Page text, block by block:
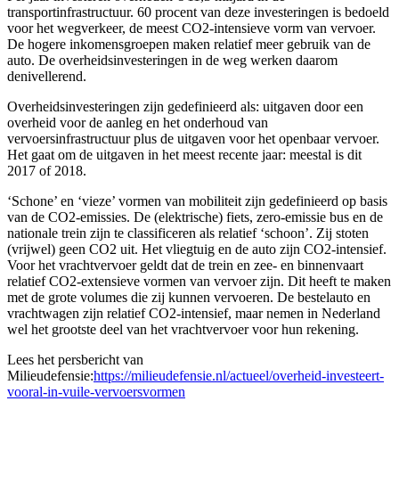
transportinfrastructuur. 60 procent van deze investeringen is bedoeld
voor het wegverkeer, de meest CO2-intensieve vorm van vervoer.
De hogere inkomensgroepen maken relatief meer gebruik van de
auto. De overheidsinvesteringen in de weg werken daarom
denivellerend.
Overheidsinvesteringen zijn gedefinieerd als: uitgaven door een
overheid voor de aanleg en het onderhoud van
vervoersinfrastructuur plus de uitgaven voor het openbaar vervoer.
Het gaat om de uitgaven in het meest recente jaar: meestal is dit
2017 of 2018.
‘Schone’ en ‘vieze’ vormen van mobiliteit zijn gedefinieerd op basis
van de CO2-emissies. De (elektrische) fiets, zero-emissie bus en de
nationale trein zijn te classificeren als relatief ‘schoon’. Zij stoten
(vrijwel) geen CO2 uit. Het vliegtuig en de auto zijn CO2-intensief.
Voor het vrachtvervoer geldt dat de trein en zee- en binnenvaart
relatief CO2-extensieve vormen van vervoer zijn. Dit heeft te maken
met de grote volumes die zij kunnen vervoeren. De bestelauto en
vrachtwagen zijn relatief CO2-intensief, maar nemen in Nederland
wel het grootste deel van het vrachtvervoer voor hun rekening.
Lees het persbericht van
Milieudefensie:https://milieudefensie.nl/actueel/overheid-investeert-
vooral-in-vuile-vervoersvormen